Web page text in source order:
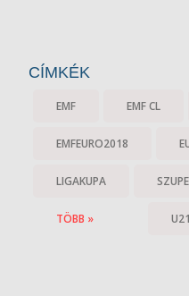
CÍMKÉK
EMF EMF CL
EMFEURO2018
LIGAKUPA
U21
TÖBB »